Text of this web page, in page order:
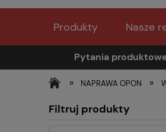
Produkty Nasze
Pytania
» NAPRAWA OPON »
Filtruj produkty